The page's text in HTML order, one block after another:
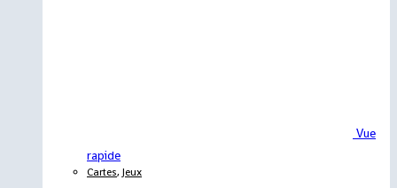
Vue
rapide
Cartes,Jeux